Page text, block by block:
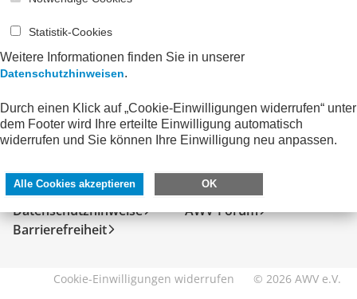
SERVICE
Kontakt
Impressum
Datenschutzhinweise
Barrierefreiheit
DIREKT ZU
FeRD
eXTra
AWV-Forum
Cookie-Einwilligungen widerrufen © 2026 AWV e.V.
Statistik-Cookies
Weitere Informationen finden Sie in unserer
Datenschutzhinweisen.
Durch einen Klick auf „Cookie-Einwilligungen widerrufen“ unter
dem Footer wird Ihre erteilte Einwilligung automatisch
widerrufen und Sie können Ihre Einwilligung neu anpassen.
Alle Cookies akzeptieren OK